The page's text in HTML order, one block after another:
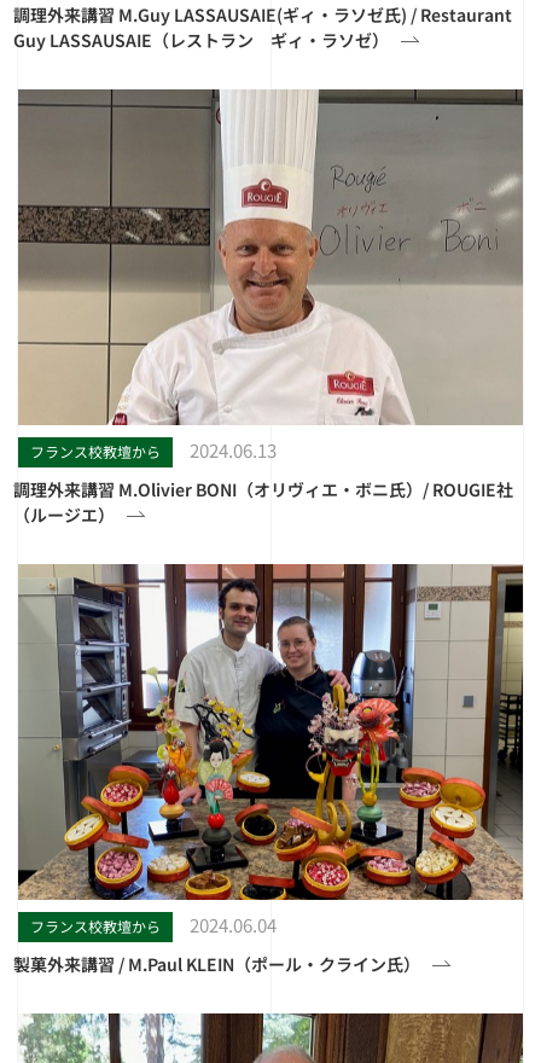
調理外来講習 M.Guy LASSAUSAIE(ギィ・ラソゼ氏) / Restaurant
Guy LASSAUSAIE（レストラン ギィ・ラソゼ）
フランス校教壇から 2024.06.13
調理外来講習 M.Olivier BONI（オリヴィエ・ボニ氏）/ ROUGIE社
（ルージエ）
フランス校教壇から 2024.06.04
製菓外来講習 / M.Paul KLEIN（ポール・クライン氏）